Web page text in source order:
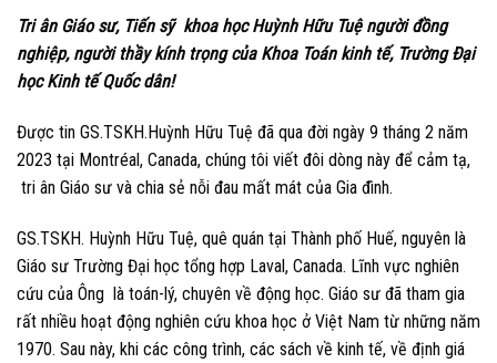
Tri ân Giáo sư, Tiến sỹ khoa học Huỳnh Hữu Tuệ người đồng
nghiệp, người thầy kính trọng của Khoa Toán kinh tế, Trường Đại
học Kinh tế Quốc dân!
Được tin GS.TSKH.Huỳnh Hữu Tuệ đã qua đời ngày 9 tháng 2 năm
2023 tại Montréal, Canada, chúng tôi viết đôi dòng này để cảm tạ,
tri ân Giáo sư và chia sẻ nỗi đau mất mát của Gia đình.
GS.TSKH. Huỳnh Hữu Tuệ, quê quán tại Thành phố Huế, nguyên là
Giáo sư Trường Đại học tổng hợp Laval, Canada. Lĩnh vực nghiên
cứu của Ông là toán-lý, chuyên về động học. Giáo sư đã tham gia
rất nhiều hoạt động nghiên cứu khoa học ở Việt Nam từ những năm
1970. Sau này, khi các công trình, các sách về kinh tế, về định giá